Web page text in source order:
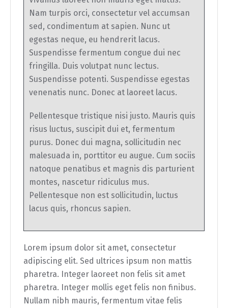
Nam turpis orci, consectetur vel accumsan
sed, condimentum at sapien. Nunc ut
egestas neque, eu hendrerit lacus.
Suspendisse fermentum congue dui nec
fringilla. Duis volutpat nunc lectus.
Suspendisse potenti. Suspendisse egestas
venenatis nunc. Donec at laoreet lacus.
Pellentesque tristique nisi justo. Mauris quis
risus luctus, suscipit dui et, fermentum
purus. Donec dui magna, sollicitudin nec
malesuada in, porttitor eu augue. Cum sociis
natoque penatibus et magnis dis parturient
montes, nascetur ridiculus mus.
Pellentesque non est sollicitudin, luctus
lacus quis, rhoncus sapien.
Lorem ipsum dolor sit amet, consectetur
adipiscing elit. Sed ultrices ipsum non mattis
pharetra. Integer laoreet non felis sit amet
pharetra. Integer mollis eget felis non finibus.
Nullam nibh mauris, fermentum vitae felis